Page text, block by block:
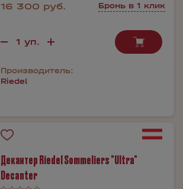
16 300 руб. Бронь в 1 клик
Производитель:
Riedel
Декантер Riedel Sommeliers "Ultra"
Decanter